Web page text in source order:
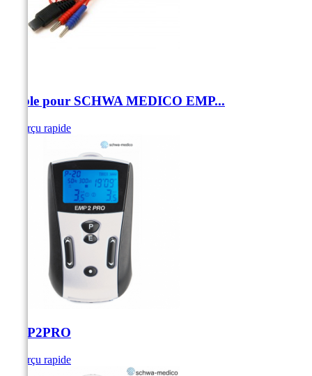
Câble pour SCHWA MEDICO EMP...
Aperçu rapide
EMP2PRO
Aperçu rapide